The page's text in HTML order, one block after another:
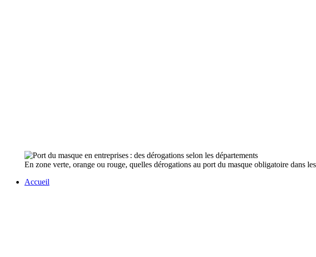
En zone verte, orange ou rouge, quelles dérogations au port du masque obligatoire dans
Accueil